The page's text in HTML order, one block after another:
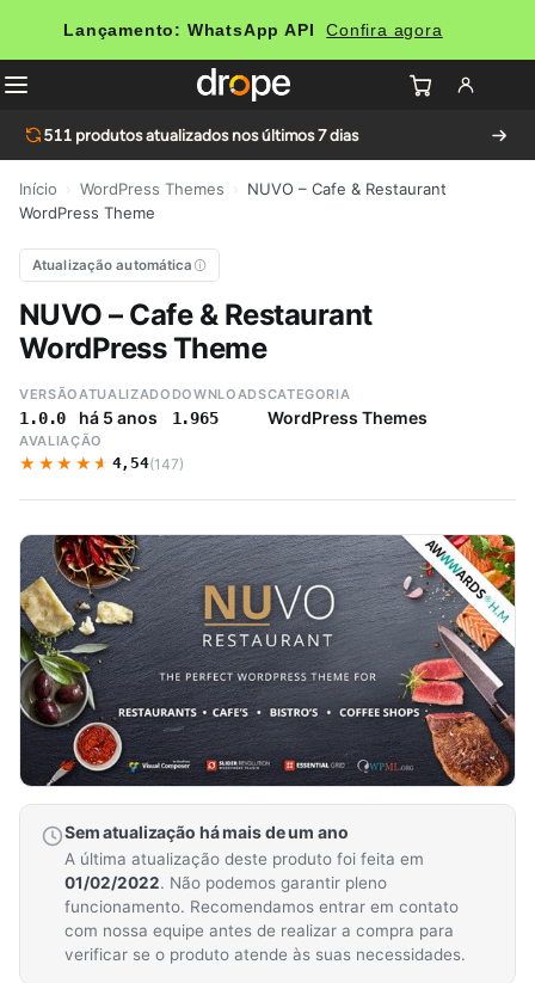
Lançamento: WhatsApp API Confira agora
511 produtos atualizados nos últimos 7 dias
Início WordPress Themes
NUVO – Cafe & Restaurant
WordPress Theme
Atualização automática
NUVO – Cafe & Restaurant
WordPress Theme
VERSÃO
1.0.0
ATUALIZADO
há 5 anos
DOWNLOADS
1.965
CATEGORIA
WordPress Themes
AVALIAÇÃO
★★★★★
★★★★★ 4,54(147)
Sem atualização há mais de um ano
A última atualização deste produto foi feita em
01/02/2022. Não podemos garantir pleno
funcionamento. Recomendamos entrar em contato
com nossa equipe antes de realizar a compra para
verificar se o produto atende às suas necessidades.